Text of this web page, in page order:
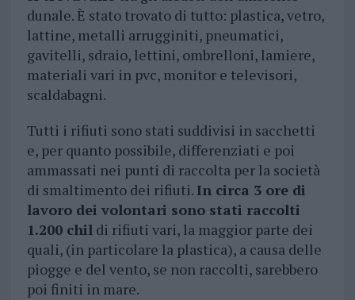
dunale. È stato trovato di tutto: plastica, vetro,
lattine, metalli arrugginiti, pneumatici,
gavitelli, sdraio, lettini, ombrelloni, lamiere,
materiali vari in pvc, monitor e televisori,
scaldabagni.
Tutti i rifiuti sono stati suddivisi in sacchetti
e, per quanto possibile, differenziati e poi
ammassati nei punti di raccolta per la società
di smaltimento dei rifiuti. In circa 3 ore di
lavoro dei volontari sono stati raccolti
1.200 childi rifiuti vari, la maggior parte dei
quali, (in particolare la plastica), a causa delle
piogge e del vento, se non raccolti, sarebbero
poi finiti in mare.